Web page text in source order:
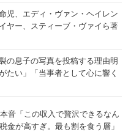
児、エディ・ヴァン・ヘイレン
ー、スティーブ・ヴァイら著
の息子の写真を投稿する理由明
い」「当事者として心に響く
音「この収入で贅沢できるなん
金が高すぎ。最も割を食う層」